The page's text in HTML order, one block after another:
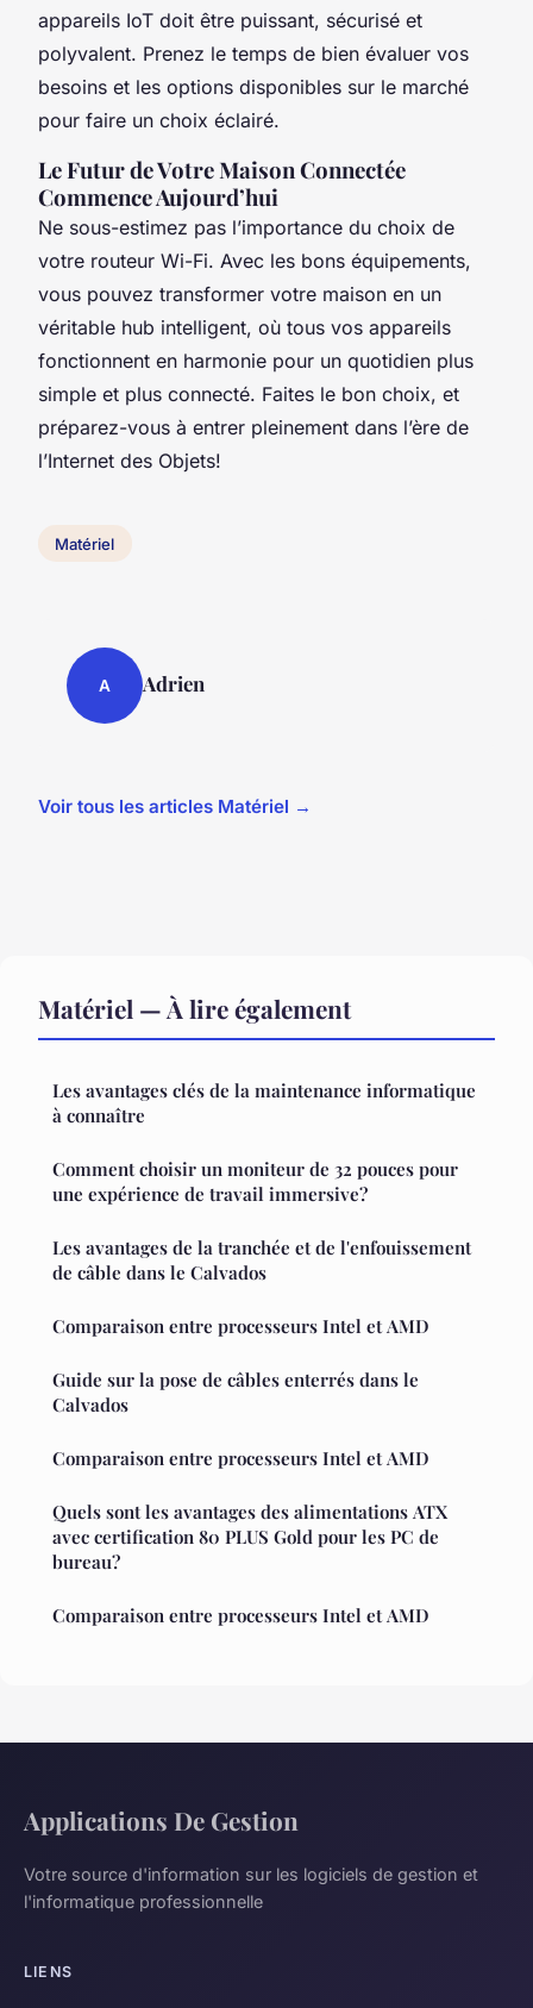
appareils IoT doit être puissant, sécurisé et
polyvalent. Prenez le temps de bien évaluer vos
besoins et les options disponibles sur le marché
pour faire un choix éclairé.
Le Futur de Votre Maison Connectée
Commence Aujourd’hui
Ne sous-estimez pas l’importance du choix de
votre routeur Wi-Fi. Avec les bons équipements,
vous pouvez transformer votre maison en un
véritable hub intelligent, où tous vos appareils
fonctionnent en harmonie pour un quotidien plus
simple et plus connecté. Faites le bon choix, et
préparez-vous à entrer pleinement dans l’ère de
l’Internet des Objets!
Matériel
A Adrien
Voir tous les articles Matériel →
Matériel — À lire également
Les avantages clés de la maintenance informatique
à connaître
Comment choisir un moniteur de 32 pouces pour
une expérience de travail immersive?
Les avantages de la tranchée et de l'enfouissement
de câble dans le Calvados
Comparaison entre processeurs Intel et AMD
Guide sur la pose de câbles enterrés dans le
Calvados
Comparaison entre processeurs Intel et AMD
Quels sont les avantages des alimentations ATX
avec certification 80 PLUS Gold pour les PC de
bureau?
Comparaison entre processeurs Intel et AMD
Applications De Gestion
Votre source d'information sur les logiciels de gestion et
l'informatique professionnelle
LIENS